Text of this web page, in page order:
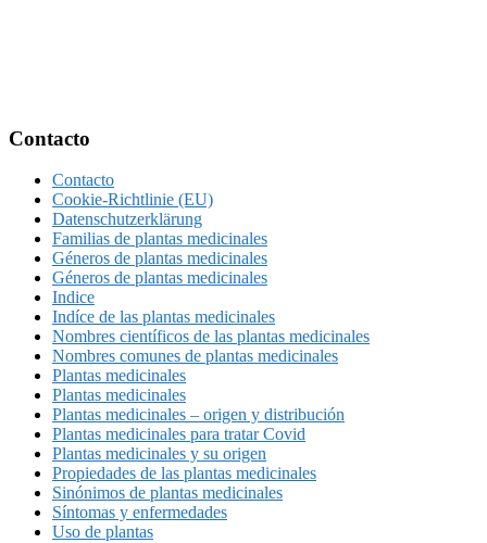
Footer
Contacto
Contacto
Cookie-Richtlinie (EU)
Datenschutzerklärung
Familias de plantas medicinales
Géneros de plantas medicinales
Géneros de plantas medicinales
Indice
Indíce de las plantas medicinales
Nombres científicos de las plantas medicinales
Nombres comunes de plantas medicinales
Plantas medicinales
Plantas medicinales
Plantas medicinales – origen y distribución
Plantas medicinales para tratar Covid
Plantas medicinales y su origen
Propiedades de las plantas medicinales
Sinónimos de plantas medicinales
Síntomas y enfermedades
Uso de plantas